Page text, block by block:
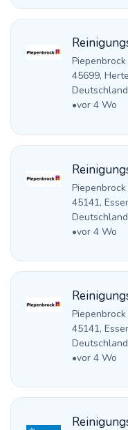
45699,
Deutschland
•vor 4 Wo
45141,
Deutschland
•vor 4 Wo
45141,
Deutschland
•vor 4 Wo